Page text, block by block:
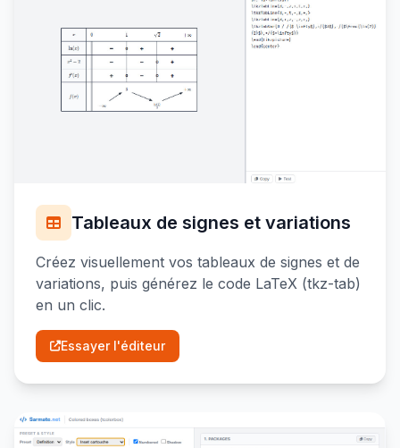
Tableaux de signes et variations
Créez visuellement vos tableaux de signes et de
variations, puis générez le code LaTeX (tkz-tab)
en un clic.
Essayer l'éditeur